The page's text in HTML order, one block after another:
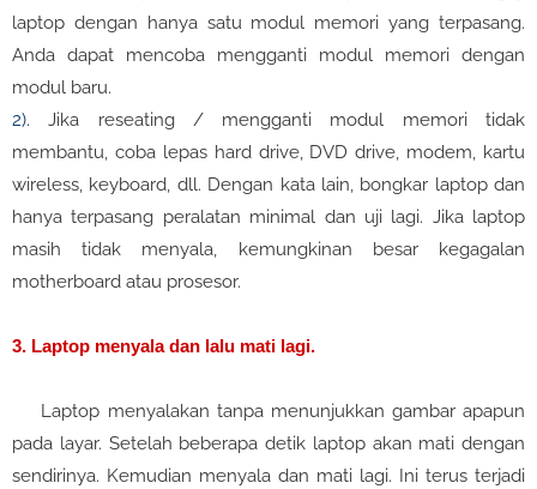
laptop dengan hanya satu modul memori yang terpasang.
Anda dapat mencoba mengganti modul memori dengan
modul baru.
2). Jika reseating / mengganti modul memori tidak
membantu, coba lepas hard drive, DVD drive, modem, kartu
wireless, keyboard, dll. Dengan kata lain, bongkar laptop dan
hanya terpasang peralatan minimal dan uji lagi. Jika laptop
masih tidak menyala, kemungkinan besar kegagalan
motherboard atau prosesor.
3. Laptop menyala dan lalu mati lagi.
Laptop menyalakan tanpa menunjukkan gambar apapun
pada layar. Setelah beberapa detik laptop akan mati dengan
sendirinya. Kemudian menyala dan mati lagi. Ini terus terjadi